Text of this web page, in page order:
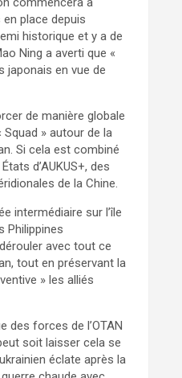
place depuis
historique et y a de
Ning a averti que «
japonais en vue de
de manière globale
» autour de la
Si cela est combiné
d’AUKUS+, des
de la Chine.
intermédiaire sur l’île
Philippines
avec tout ce
tout en préservant la
» les alliés
des forces de l’OTAN
soit laisser cela se
éclate après la